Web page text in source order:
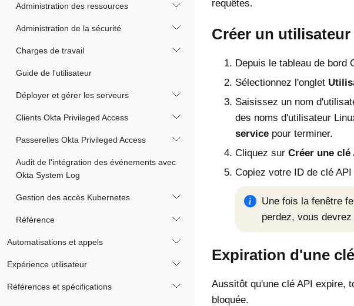
Administration des ressources
Administration de la sécurité
Charges de travail
Guide de l'utilisateur
Déployer et gérer les serveurs
Clients Okta Privileged Access
Passerelles Okta Privileged Access
Audit de l'intégration des événements avec
Okta System Log
Gestion des accès Kubernetes
Référence
Automatisations et appels
Expérience utilisateur
Références et spécifications
requêtes.
Créer un utilisateur
Depuis le tableau de bord
Sélectionnez l'onglet
Saisissez un nom
des noms d'utilisateur
servicepour terminer.
Cliquez sur Créer une clé
Copiez votre ID de clé
Une fois la fenêtre
perdez, vous
Expiration d'une
Aussitôt qu'une clé API expire,
bloquée.